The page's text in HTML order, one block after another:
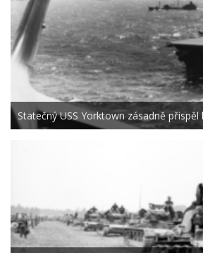
Statečný USS Yorktown zásadně přispěl